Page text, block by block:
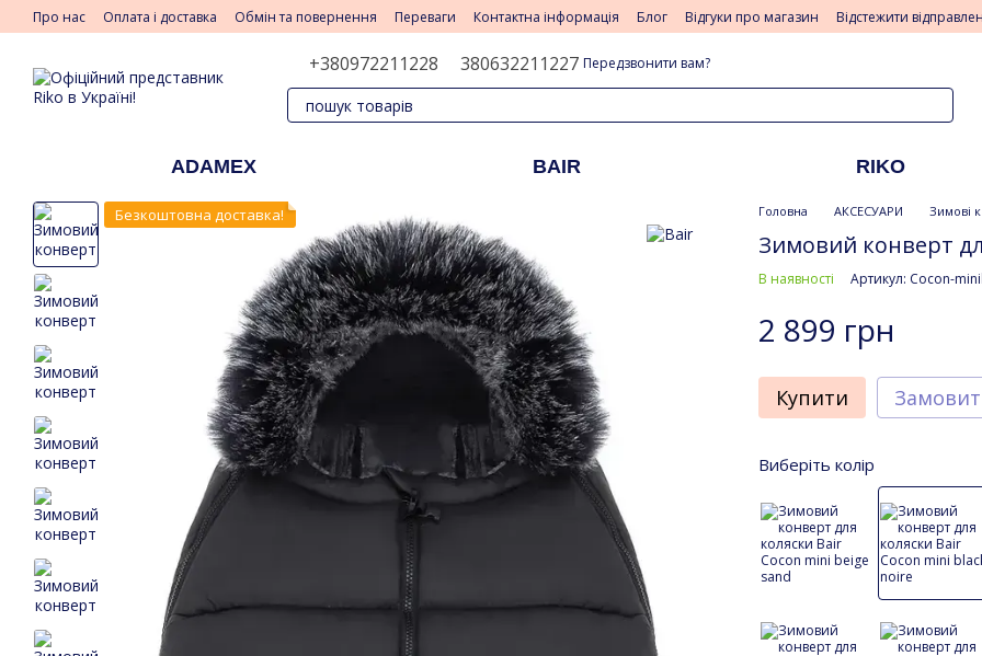
Перейти до основного контенту
Про нас Оплата і доставка Обмін та повернення Переваги Контактна інформація Блог Відгуки про магазин Відстежити
+380972211228 380632211227 Передзвонити вам?
ADAMEX BAIR RIKO
Безкоштовна доставка! Головна АКСЕСУАРИ Зимові
Зимовий конверт
В наявності Артикул: Cocon-
2 899 грн
Купити
Виберіть колір